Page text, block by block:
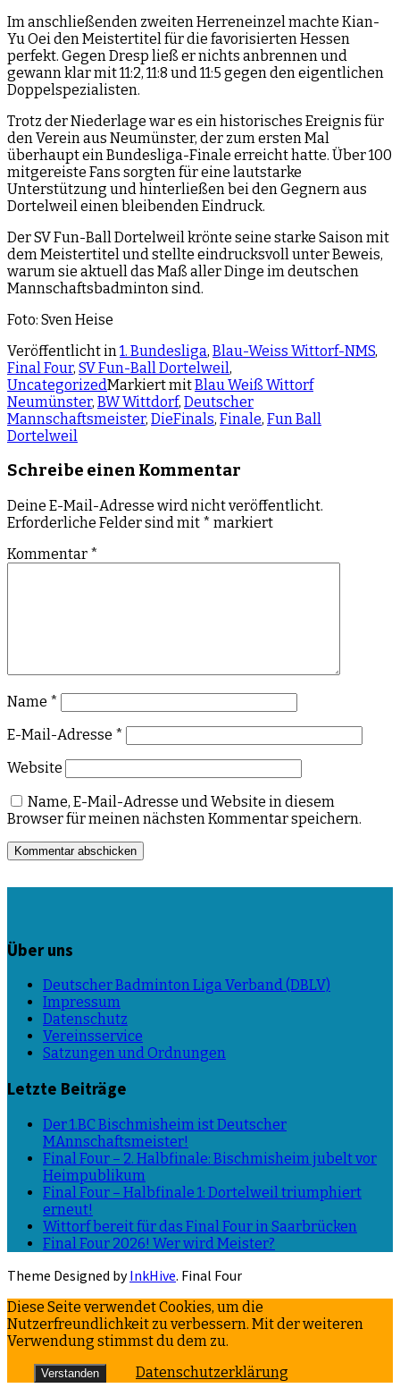
Im anschließenden zweiten Herreneinzel machte Kian-
Yu Oei den Meistertitel für die favorisierten Hessen
perfekt. Gegen Dresp ließ er nichts anbrennen und
gewann klar mit 11:2, 11:8 und 11:5 gegen den eigentlichen
Doppelspezialisten.
Trotz der Niederlage war es ein historisches Ereignis für
den Verein aus Neumünster, der zum ersten Mal
überhaupt ein Bundesliga-Finale erreicht hatte. Über 100
mitgereiste Fans sorgten für eine lautstarke
Unterstützung und hinterließen bei den Gegnern aus
Dortelweil einen bleibenden Eindruck.
Der SV Fun-Ball Dortelweil krönte seine starke Saison mit
dem Meistertitel und stellte eindrucksvoll unter Beweis,
warum sie aktuell das Maß aller Dinge im deutschen
Mannschaftsbadminton sind.
Foto: Sven Heise
Veröffentlicht in 1. Bundesliga, Blau-Weiss Wittorf-NMS,
Final Four, SV Fun-Ball Dortelweil,
UncategorizedMarkiert mitBlau Weiß Wittorf
Neumünster, BW Wittdorf, Deutscher
Mannschaftsmeister, DieFinals, Finale, Fun Ball
Dortelweil
Schreibe einen Kommentar
Deine E-Mail-Adresse wird nicht veröffentlicht.
Erforderliche Felder sind mit * markiert
Kommentar *
Name *
E-Mail-Adresse *
Website
Name, E-Mail-Adresse und Website in diesem
Browser für meinen nächsten Kommentar speichern.
Über uns
Deutscher Badminton Liga Verband (DBLV)
Impressum
Datenschutz
Vereinsservice
Satzungen und Ordnungen
Letzte Beiträge
Der 1.BC Bischmisheim ist Deutscher
MAnnschaftsmeister!
Final Four – 2. Halbfinale: Bischmisheim jubelt vor
Heimpublikum
Final Four – Halbfinale 1: Dortelweil triumphiert
erneut!
Wittorf bereit für das Final Four in Saarbrücken
Final Four 2026! Wer wird Meister?
Theme Designed byInkHive. Final Four
Diese Seite verwendet Cookies, um die
Nutzerfreundlichkeit zu verbessern. Mit der weiteren
Verwendung stimmst du dem zu.
Verstanden Datenschutzerklärung